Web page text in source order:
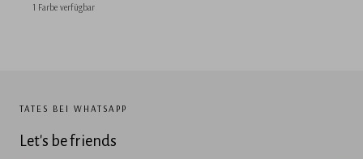
1 Farbe verfügbar
TATES BEI WHATSAPP
Let's be friends